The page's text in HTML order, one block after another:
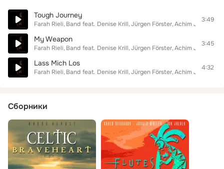
Tough Journey
Farah Rieli Band feat. Denise Krill Jürgen Förster Achim Jenik
3:49
My Weapon
Farah Rieli Band feat. Denise Krill Jürgen Förster Achim Jenik
3:45
Lass Mich Los
Farah Rieli Band feat. Denise Krill Jürgen Förster Achim Jenik
4:32
Сборники